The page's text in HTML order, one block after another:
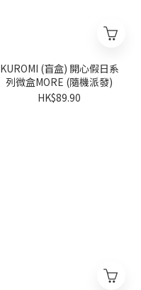
KUROMI (盲盒) 開心假日系
列微盒MORE (隨機派發)
HK$89.90